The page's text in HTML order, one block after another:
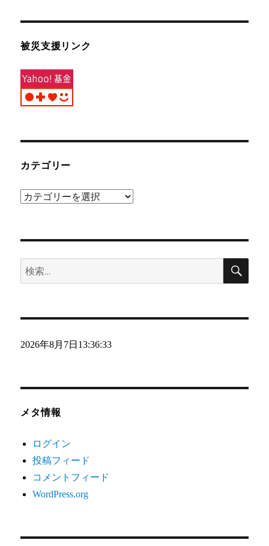
被災支援リンク
カテゴリー
カ
検
索:
検
2026年8月7日 13:36:34
メタ情報
ログイン
投稿フィード
コメントフィード
WordPress.org